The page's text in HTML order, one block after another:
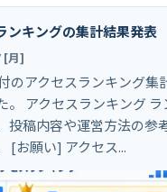
ンキングの集計結果発表
[月]
のアクセスランキング集
。 アクセスランキング
投稿内容や運営方法の参
[お願い] アクセス...